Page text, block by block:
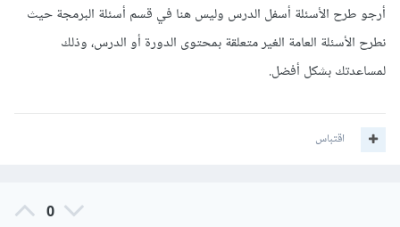
أرجو طرح الأسئلة أسفل الدرس وليس هنا في قسم أسئلة البرمجة حيث
نطرح الأسئلة العامة الغير متعلقة بمحتوى الدورة أو الدرس، وذلك
لمساعدتك بشكل أفضل.
اقتباس
0